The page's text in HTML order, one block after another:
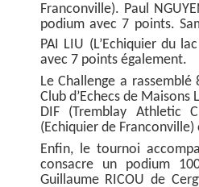
Franconville). Paul
podium avec 7 points.
PAI LIU (L’Echiquier du
avec 7 points également.
Le Challenge a rassemblé
Club d’Echecs de
DIF (Tremblay Athletic
(Echiquier de
Enfin, le tournoi
consacre un podium
Guillaume RICOU de